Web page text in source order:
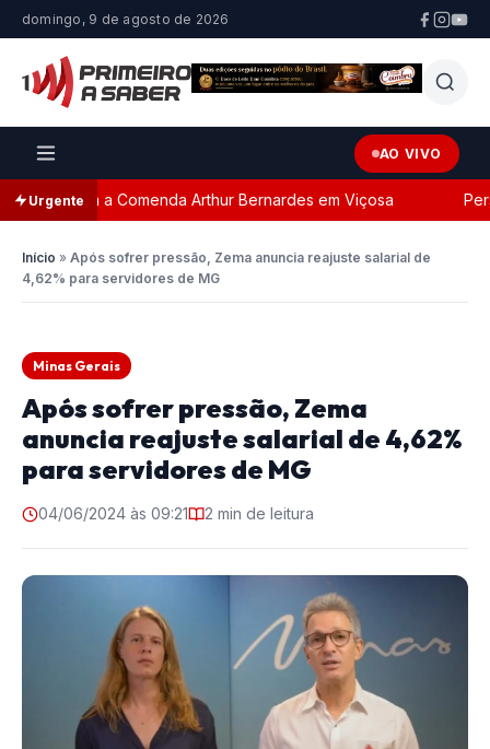
domingo, 9 de agosto de 2026
AO VIVO
Urgente
com a Comenda Arthur Bernardes em Viçosa
Início » Após sofrer pressão, Zema anuncia reajuste salarial de
4,62% para servidores de MG
Minas Gerais
Após sofrer pressão, Zema
anuncia reajuste salarial de 4,62%
para servidores de MG
04/06/2024 às 09:21 2 min de leitura